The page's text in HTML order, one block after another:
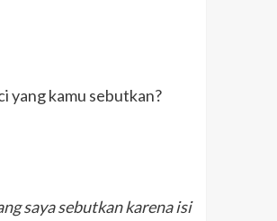
yang kamu sebutkan?
saya sebutkan karena isi